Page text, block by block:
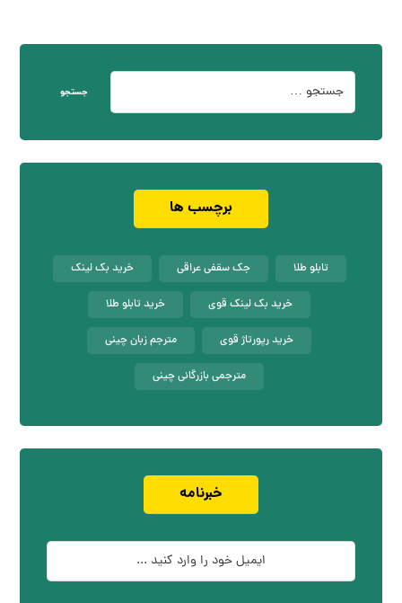
جستجو
برچسب ها
تابلو طلا جک سقفی عراقی خرید بک لینک
خرید بک لینک قوی خرید تابلو طلا
خرید رپورتاژ قوی مترجم زبان چینی
مترجمی بازرگانی چینی
خبرنامه